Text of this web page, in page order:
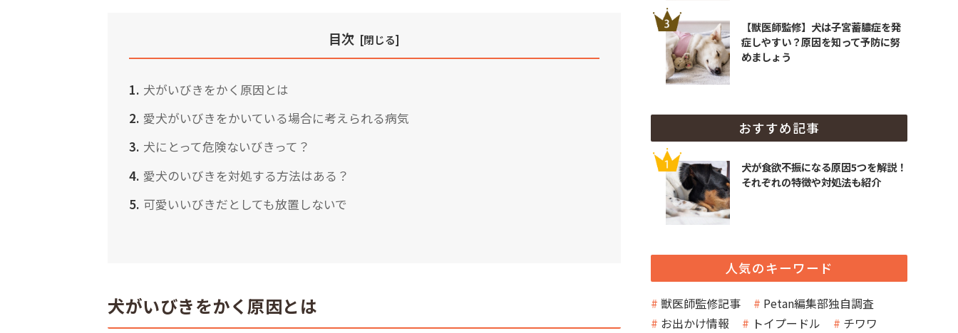
目次
犬がいびきをかく原因とは
愛犬がいびきをかいている場合に考えられる病気
犬にとって危険ないびきって？
愛犬のいびきを対処する方法はある？
可愛いいびきだとしても放置しないで
犬がいびきをかく原因とは
【獣医師監修】犬は子宮蓄膿症を発
症しやすい？原因を知って予防に努
めましょう
おすすめ記事
犬が食欲不振になる原因5つを解説！
それぞれの特徴や対処法も紹介
人気のキーワード
獣医師監修記事
Petan編集部独自調査
お出かけ情報
トイプードル
チワワ